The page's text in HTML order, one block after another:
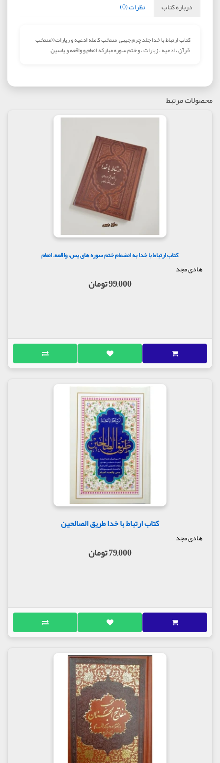
درباره کتاب نظرات (0)
کتاب ارتباط با خدا جلد چرم جیبیمنتخب کامله ادعیه و زیارات((منتخب
قرآن ، ادعیه ، زیارات ، و ختم سوره مبارکه انعام و واقعه و یاسین
محصولات مرتبط
کتاب ارتباط با خدا به انضمام ختم سوره های یس، واقعه، انعام
هادی مجد
99,000 تومان
کتاب ارتباط با خدا طریق الصالحین
هادی مجد
79,000 تومان